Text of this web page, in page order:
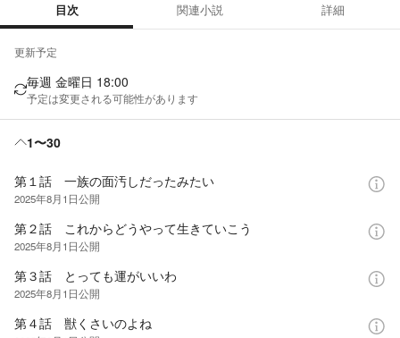
目次 関連小説 詳細
更新予定
毎週 金曜日 18:00
予定は変更される可能性があります
1〜30
第１話 一族の面汚しだったみたい
2025年8月1日公開
第２話 これからどうやって生きていこう
2025年8月1日公開
第３話 とっても運がいいわ
2025年8月1日公開
第４話 獣くさいのよね